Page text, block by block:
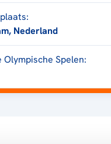
Nederland
Olympische Spelen: